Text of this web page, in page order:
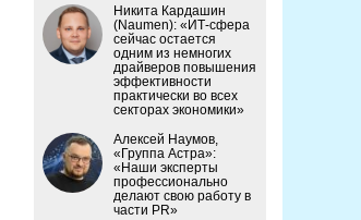
Никита Кардашин
(Naumen): «ИТ-сфера
сейчас остается
одним из немногих
драйверов повышения
эффективности
практически во всех
секторах экономики»
Алексей Наумов,
«Группа Астра»:
«Наши эксперты
профессионально
делают свою работу в
части PR»